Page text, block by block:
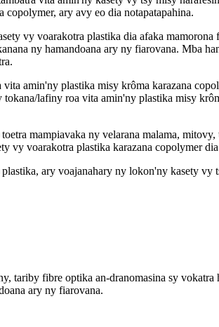
ary avy eo dia notapatapahina.
vy voarakotra plastika dia afaka
ny hamandoana ary ny fiarovana. Mba
amin'ny plastika misy krôma karazana
lafiny roa vita amin'ny plastika misy
mampiavaka ny velarana malama,
vy voarakotra plastika karazana copolymer
ary voajanahary ny lokon'ny kasety vy
tariby fibre optika an-dranomasina sy
ary ny fiarovana.